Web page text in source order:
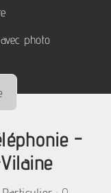
photo
-